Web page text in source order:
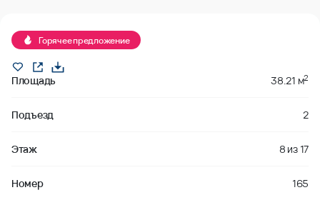
Горячее предложение
Площадь 38.21 м2
Подъезд 2
Этаж 8 из17
Номер 165